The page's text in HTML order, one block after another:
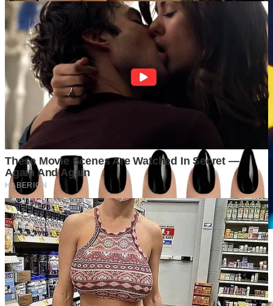
Kota-Kota yang Diprediksi Akan Berkembang dalam 10 Tahun
ke Depan, Siapa yang Paling Siap Menjadi Mesin Ekonomi
Baru?
4 days ago